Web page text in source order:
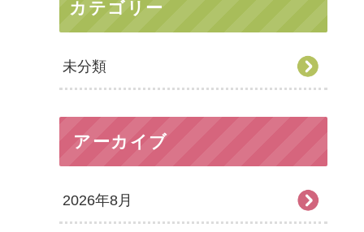
カテゴリー
未分類
アーカイブ
2026年8月